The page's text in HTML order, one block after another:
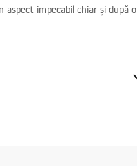
impecabil chiar și după o